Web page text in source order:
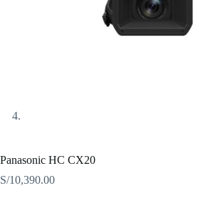
Panasonic HC CX20
S/10,390.00